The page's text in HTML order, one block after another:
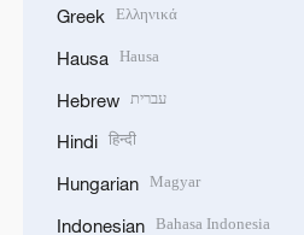
Greek Ελληνικά
Hausa Hausa
Hebrew עברית
Hindi हिन्दी
Hungarian Magyar
Indonesian Bahasa Indonesia